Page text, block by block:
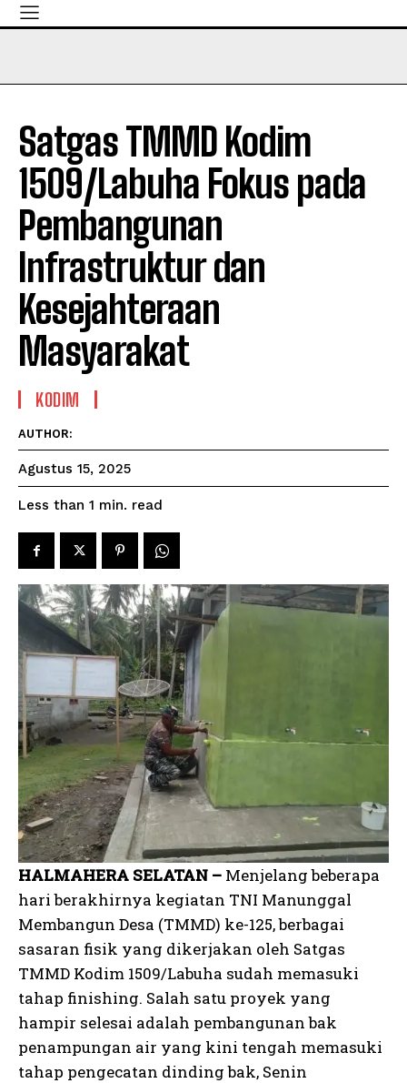
Satgas TMMD Kodim
1509/Labuha Fokus pada
Pembangunan
Infrastruktur dan
Kesejahteraan
Masyarakat
KODIM
AUTHOR:
Agustus 15, 2025
Less than 1 min. read
HALMAHERA SELATAN – Menjelang beberapa
hari berakhirnya kegiatan TNI Manunggal
Membangun Desa (TMMD) ke-125, berbagai
sasaran fisik yang dikerjakan oleh Satgas
TMMD Kodim 1509/Labuha sudah memasuki
tahap finishing. Salah satu proyek yang
hampir selesai adalah pembangunan bak
penampungan air yang kini tengah memasuki
tahap pengecatan dinding bak, Senin